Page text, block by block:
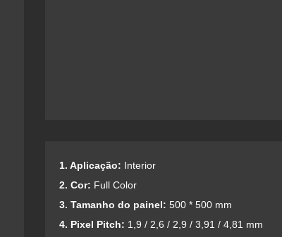
1. Aplicação: Interior
2. Cor: Full Color
3. Tamanho do painel: 500 * 500 mm
4. Pixel Pitch: 1,9 / 2,6 / 2,9 / 3,91 / 4,81 mm